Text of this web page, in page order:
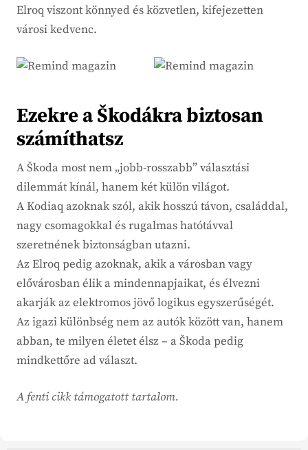
Elroq viszont könnyed és közvetlen, kifejezetten
városi kedvenc.
Ezekre a Škodákra biztosan
számíthatsz
A Škoda most nem „jobb-rosszabb” választási
dilemmát kínál, hanem két külön világot.
A Kodiaq azoknak szól, akik hosszú távon, családdal,
nagy csomagokkal és rugalmas hatótávval
szeretnének biztonságban utazni.
Az Elroq pedig azoknak, akik a városban vagy
elővárosban élik a mindennapjaikat, és élvezni
akarják az elektromos jövő logikus egyszerűségét.
Az igazi különbség nem az autók között van, hanem
abban, te milyen életet élsz – a Škoda pedig
mindkettőre ad választ.
A fenti cikk támogatott tartalom.